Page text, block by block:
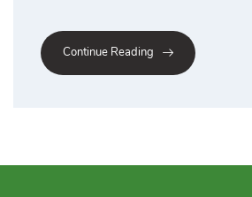
Continue Reading